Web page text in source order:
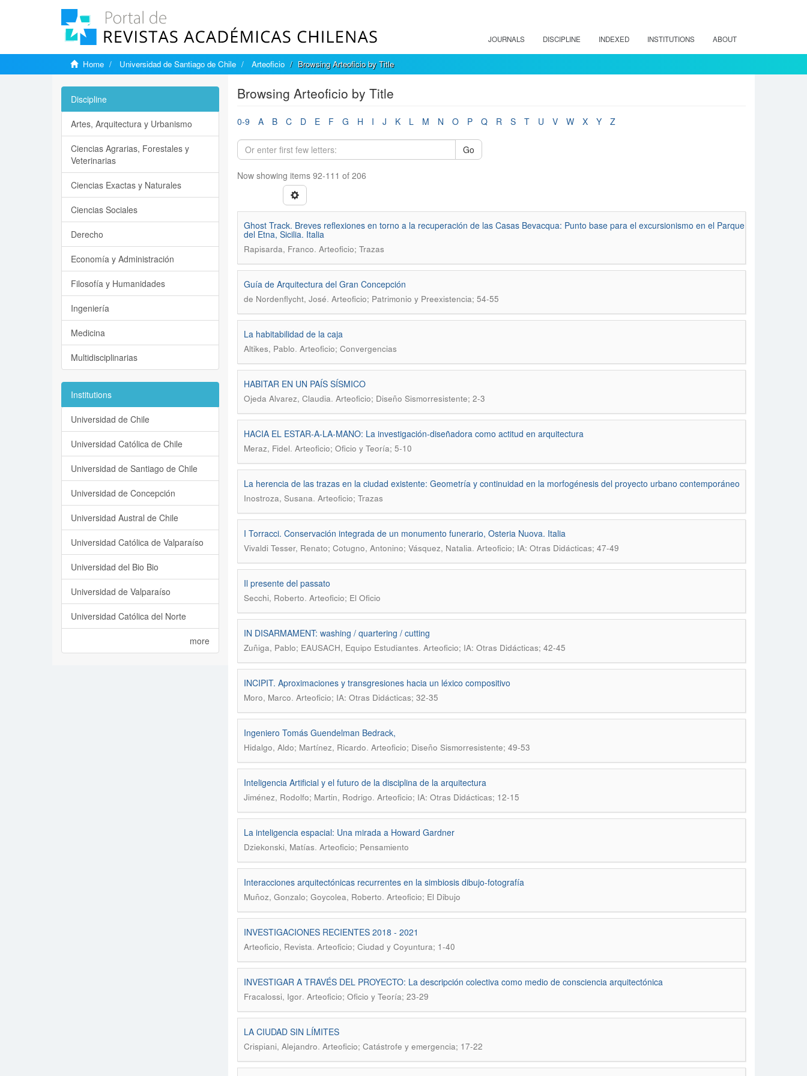
JOURNALS DISCIPLINE INDEXED INSTITUTIONS ABOUT
Home Universidad de Santiago de Chile Arteoficio Browsing Arteoficio by Title
Browsing Arteoficio by Title
0-9 A B C D E F G H I J K L M N O P Q R S T U V W X Y Z
Go
Now showing items 92-111 of 206
Ghost Track. Breves reflexiones en torno a la recuperación de las Casas Bevacqua: Punto base para el excursionismo en el Parque
del Etna, Sicilia. Italia
Rapisarda, Franco. Arteoficio; Trazas
Guía de Arquitectura del Gran Concepción
de Nordenflycht, José. Arteoficio; Patrimonio y Preexistencia; 54-55
La habitabilidad de la caja
Altikes, Pablo. Arteoficio; Convergencias
HABITAR EN UN PAÍS SÍSMICO
Ojeda Alvarez, Claudia. Arteoficio; Diseño Sismorresistente; 2-3
HACIA EL ESTAR-A-LA-MANO: La investigación-diseñadora como actitud en arquitectura
Meraz, Fidel. Arteoficio; Oficio y Teoría; 5-10
La herencia de las trazas en la ciudad existente: Geometría y continuidad en la morfogénesis del proyecto urbano contemporáneo
Inostroza, Susana. Arteoficio; Trazas
I Torracci. Conservación integrada de un monumento funerario, Osteria Nuova. Italia
Vivaldi Tesser, Renato; Cotugno, Antonino; Vásquez, Natalia. Arteoficio; IA: Otras Didácticas; 47-49
Il presente del passato
Secchi, Roberto. Arteoficio; El Oficio
IN DISARMAMENT: washing / quartering / cutting
Zuñiga, Pablo; EAUSACH, Equipo Estudiantes. Arteoficio; IA: Otras Didácticas; 42-45
INCIPIT. Aproximaciones y transgresiones hacia un léxico compositivo
Moro, Marco. Arteoficio; IA: Otras Didácticas; 32-35
Ingeniero Tomás Guendelman Bedrack,
Hidalgo, Aldo; Martínez, Ricardo. Arteoficio; Diseño Sismorresistente; 49-53
Inteligencia Artificial y el futuro de la disciplina de la arquitectura
Jiménez, Rodolfo; Martin, Rodrigo. Arteoficio; IA: Otras Didácticas; 12-15
La inteligencia espacial: Una mirada a Howard Gardner
Dziekonski, Matías. Arteoficio; Pensamiento
Interacciones arquitectónicas recurrentes en la simbiosis dibujo-fotografía
Muñoz, Gonzalo; Goycolea, Roberto. Arteoficio; El Dibujo
INVESTIGACIONES RECIENTES 2018 - 2021
Arteoficio, Revista. Arteoficio; Ciudad y Coyuntura; 1-40
INVESTIGAR A TRAVÉS DEL PROYECTO: La descripción colectiva como medio de consciencia arquitectónica
Fracalossi, Igor. Arteoficio; Oficio y Teoría; 23-29
LA CIUDAD SIN LÍMITES
Crispiani, Alejandro. Arteoficio; Catástrofe y emergencia; 17-22
Discipline
Artes, Arquitectura y Urbanismo
Ciencias Agrarias, Forestales y
Veterinarias
Ciencias Exactas y Naturales
Ciencias Sociales
Derecho
Economía y Administración
Filosofía y Humanidades
Ingeniería
Medicina
Multidisciplinarias
Institutions
Universidad de Chile
Universidad Católica de Chile
Universidad de Santiago de Chile
Universidad de Concepción
Universidad Austral de Chile
Universidad Católica de Valparaíso
Universidad del Bio Bio
Universidad de Valparaíso
Universidad Católica del Norte
more